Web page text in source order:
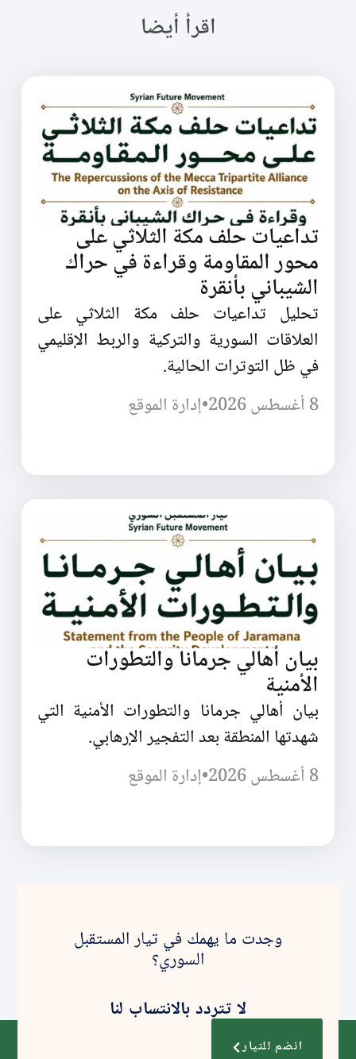
اقرأ أيضا
تداعيات حلف مكة الثلاثي على
محور المقاومة وقراءة في حراك
الشيباني بأنقرة
تحليل تداعيات حلف مكة الثلاثي على
العلاقات السورية والتركية والربط الإقليمي
في ظل التوترات الحالية.
8 أغسطس 2026
•إدارة الموقع
بيان أهالي جرمانا والتطورات
الأمنية
بيان أهالي جرمانا والتطورات الأمنية التي
شهدتها المنطقة بعد التفجير الإرهابي.
8 أغسطس 2026
•إدارة الموقع
وجدت ما يهمك في تيار المستقبل
السوري؟
لا تتردد بالانتساب لنا
انضم للتيار